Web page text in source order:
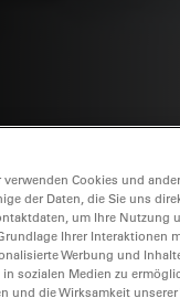
Cookies und
der Daten, die Sie uns
um Ihre Nutzung
Ihrer Interaktionen
Werbung und
sozialen Medien zu
und die Wirksamkeit unserer